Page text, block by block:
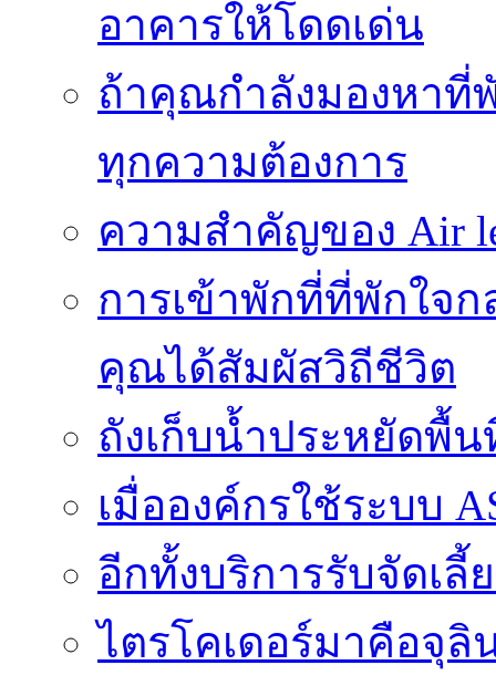
อาคารให้โดดเด่น
ถ้าคุณกำลังมองหาที่
ทุกความต้องการ
ความสำคัญของ Air
การเข้าพักที่ที่พักใจก
คุณได้สัมผัสวิถีชีวิต
ถังเก็บน้ำประหยัดพื้
เมื่อองค์กรใช้ระบบ
อีกทั้งบริการรับจัดเลี้
ไตรโคเดอร์มาคือจุ